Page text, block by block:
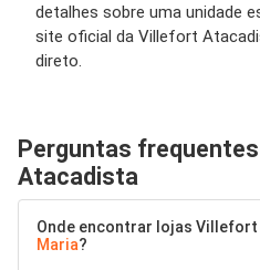
detalhes sobre uma unidade
site oficial da Villefort
direto.
Perguntas
Atacadista
Onde encontrar lojas
Maria?